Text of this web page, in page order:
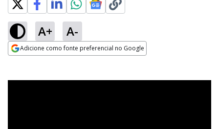
A+ A-
Adicione como fonte preferencial no Google